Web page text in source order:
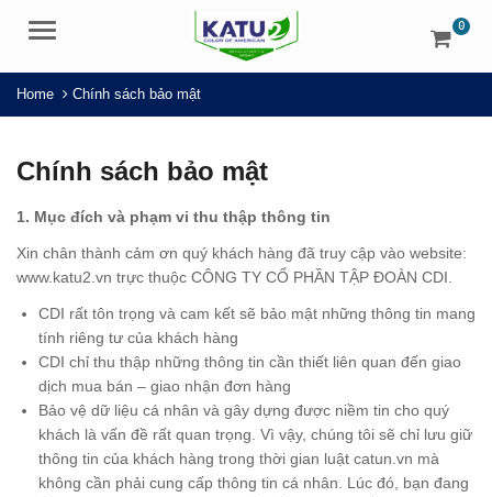
Menu 0
Home Chính sách bảo mật
Chính sách bảo mật
1. Mục đích và phạm vi thu thập thông tin
Xin chân thành cảm ơn quý khách hàng đã truy cập vào website:
www.katu2.vn trực thuộc CÔNG TY CỔ PHẦN TẬP ĐOÀN CDI.
CDI rất tôn trọng và cam kết sẽ bảo mật những thông tin mang
tính riêng tư của khách hàng
CDI chỉ thu thập những thông tin cần thiết liên quan đến giao
dịch mua bán – giao nhận đơn hàng
Bảo vệ dữ liệu cá nhân và gây dựng được niềm tin cho quý
khách là vấn đề rất quan trọng. Vì vậy, chúng tôi sẽ chỉ lưu giữ
thông tin của khách hàng trong thời gian luật catun.vn mà
không cần phải cung cấp thông tin cá nhân. Lúc đó, bạn đang